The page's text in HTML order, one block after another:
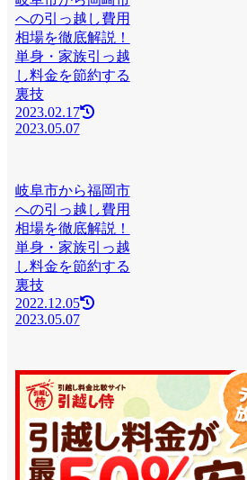
への引っ越し費用
相場を徹底解説！
単身・家族引っ越
し料金を節約する
裏技
2023.02.17
2023.05.07
岐阜市から福岡市
への引っ越し費用
相場を徹底解説！
単身・家族引っ越
し料金を節約する
裏技
2022.12.05
2023.05.07